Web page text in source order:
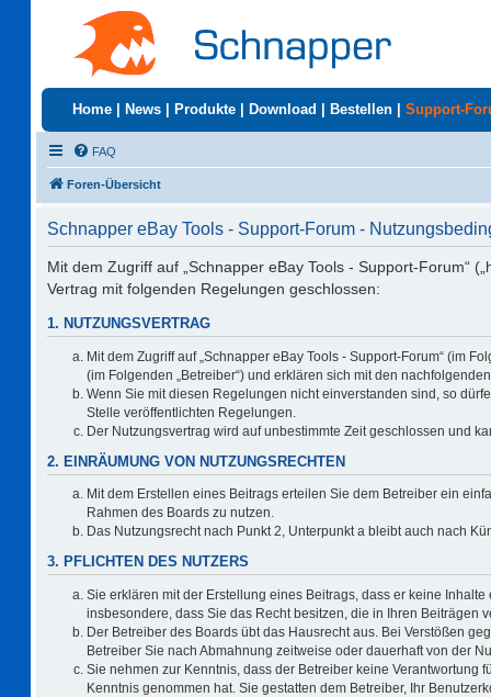
Home News Produkte Download Bestellen Support-
FAQ
Foren-Übersicht
Schnapper eBay Tools - Support-Forum -
Mit dem Zugriff auf „Schnapper eBay Tools - Support-Forum“
Vertrag mit folgenden Regelungen geschlossen:
1. NUTZUNGSVERTRAG
Mit dem Zugriff auf „Schnapper eBay Tools - Support-Forum“ (im
(im Folgenden „Betreiber“) und erklären sich mit den
Wenn Sie mit diesen Regelungen nicht einverstanden sind, so
Stelle veröffentlichten Regelungen.
Der Nutzungsvertrag wird auf unbestimmte Zeit geschlossen und
2. EINRÄUMUNG VON NUTZUNGSRECHTEN
Mit dem Erstellen eines Beitrags erteilen Sie dem Betreiber ein
Rahmen des Boards zu nutzen.
Das Nutzungsrecht nach Punkt 2, Unterpunkt a bleibt auch nach
3. PFLICHTEN DES NUTZERS
Sie erklären mit der Erstellung eines Beitrags, dass er keine
insbesondere, dass Sie das Recht besitzen, die in Ihren Beiträgen
Der Betreiber des Boards übt das Hausrecht aus. Bei Verstößen
Betreiber Sie nach Abmahnung zeitweise oder dauerhaft von der
Sie nehmen zur Kenntnis, dass der Betreiber keine Verantwortung
Kenntnis genommen hat. Sie gestatten dem Betreiber, Ihr